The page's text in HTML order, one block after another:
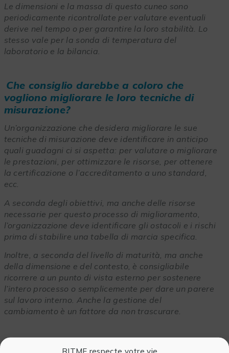
RITME respecte votre vie
Le dimensioni e la massa di questo cuneo sono
periodicamente ricontrollate per valutare eventuali
derive nel tempo o per garantire la loro stabilità. Lo
stesso vale per la sonda di temperatura del
laboratorio e la bilancia.
Che consiglio darebbe a coloro che
vogliono migliorare le loro tecniche di
misurazione?
Un’organizzazione che desidera migliorare le sue
tecniche di misurazione deve identificare in anticipo
quali guadagni ci si aspetta: per valutare o migliorare
le prestazioni, per ottimizzare le risorse, per ottenere
la certificazione o l’accreditamento a uno standard,
ecc.
A seconda degli obiettivi, ma anche delle risorse
necessarie per questo processo di miglioramento,
l’organizzazione deve identificare gli ostacoli e i rischi
prima di stabilire una tabella di marcia specifica.
Inoltre, a seconda del livello di maturità, ma anche
della dimensione e del contesto, è consigliabile
ricorrere a un punto di vista esterno per sostenere
l’intero processo o semplicemente per dare un parere
sul lavoro interno. Anche la gestione del
cambiamento è un fattore da non trascurare.
Cosa direbbe a tutti coloro che non